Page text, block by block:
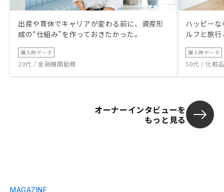
出産や育休でキャリアが変わる前に、資産形
成の“仕組み”を作っておきたかった。
購入時データ
20代 / 金融機関勤務
ハッピー
ルフと旅
購入時データ
50代 / 化粧
オーナーインタビューを
もっと見る
MAGAZINE